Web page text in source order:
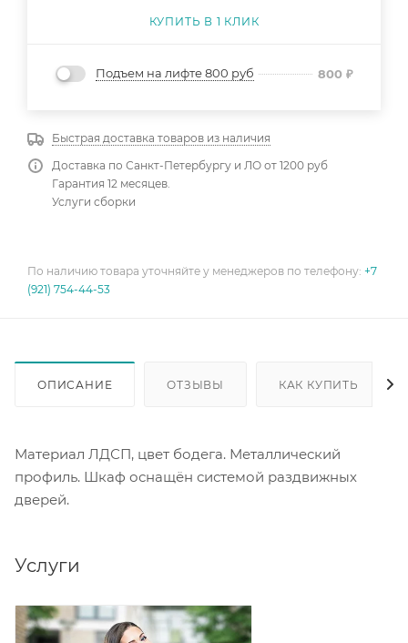
КУПИТЬ В 1 КЛИК
Подъем на лифте 800 руб 800 ₽
Быстрая доставка товаров из наличия
Доставка по Санкт-Петербургу и ЛО от 1200 руб
Гарантия 12 месяцев.
Услуги сборки
По наличию товара уточняйте у менеджеров по телефону: +7
(921) 754-44-53
ОПИСАНИЕ ОТЗЫВЫ КАК КУПИТЬ
Материал ЛДСП, цвет бодега. Металлический
профиль. Шкаф оснащён системой раздвижных
дверей.
Услуги